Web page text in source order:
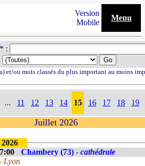
Version
Mobile
Menu
:
et/ou mots classés du plus important au moins
... 11 12 13 14 15 16 17 18 19
Juillet 2026
Chambery (73) - cathédrale
Lyon